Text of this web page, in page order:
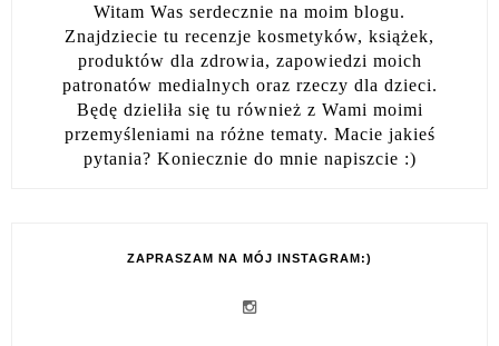
Witam Was serdecznie na moim blogu.
Znajdziecie tu recenzje kosmetyków, książek,
produktów dla zdrowia, zapowiedzi moich
patronatów medialnych oraz rzeczy dla dzieci.
Będę dzieliła się tu również z Wami moimi
przemyśleniami na różne tematy. Macie jakieś
pytania? Koniecznie do mnie napiszcie :)
ZAPRASZAM NA MÓJ INSTAGRAM:)